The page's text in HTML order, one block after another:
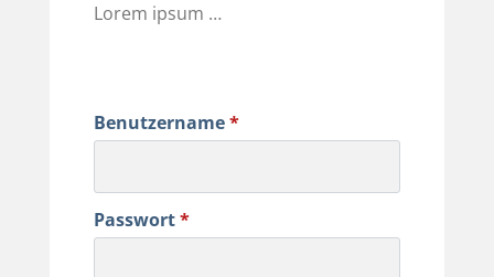
Lorem ipsum …
Benutzername*
Passwort*